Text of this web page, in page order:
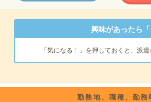
興味があったら
「気になる！」を押しておくと、派遣
勤務地、職種、勤